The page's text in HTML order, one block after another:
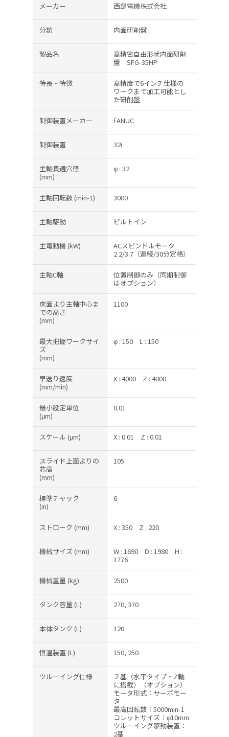
メーカー 西部電機株式会社
分類 内面研削盤
製品名
高精密自由形状内面研削
盤 SFG-35HP
特長・特徴
高精度で6インチ仕様の
ワークまで加工可能とし
た研削盤
制御装置メーカー FANUC
制御装置 32i
主軸貫通穴径
(mm)
φ : 32
主軸回転数(min-1) 3000
主軸駆動 ビルトイン
主電動機 (kW)
ACスピンドルモータ
2.2/3.7（連続/30分定格）
主軸C軸
位置制御のみ（同期制御
はオプション）
床面より主軸中心ま
での高さ
(mm)
1100
最大把握ワークサイ
ズ
(mm)
φ : 150 L : 150
早送り速度
(mm/min)
X : 4000 Z : 4000
最小設定単位
(μm)
0.01
スケール (μm) X : 0.01 Z : 0.01
スライド上面よりの
芯高
(mm)
105
標準チャック
(in)
6
ストローク (mm) X : 350 Z : 220
機械サイズ(mm) W : 1690 D : 1980
H :
1776
機械重量(kg) 2500
タンク容量(L) 270, 370
本体タンク (L) 120
恒温装置 (L) 150, 250
ツルーイング仕様
２基（水平タイプ・Z軸
に搭載）（オプション）
モータ形式：サーボモー
タ
最高回転数：5000min-1
コレットサイズ：φ10mm
ツルーイング駆動装置：
2基